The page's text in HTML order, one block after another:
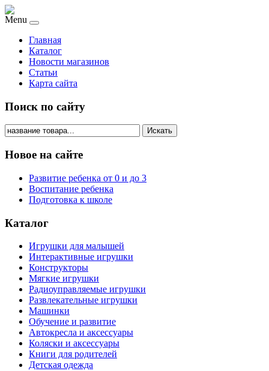
Menu
Главная
Каталог
Новости магазинов
Статьи
Карта сайта
Поиск по сайту
Искать
Новое на сайте
Развитие ребенка от 0 и до 3
Воспитание ребенка
Подготовка к школе
Каталог
Игрушки для малышей
Интерактивные игрушки
Конструкторы
Мягкие игрушки
Радиоуправляемые игрушки
Развлекательные игрушки
Машинки
Обучение и развитие
Автокресла и аксессуары
Коляски и аксессуары
Книги для родителей
Детская одежда